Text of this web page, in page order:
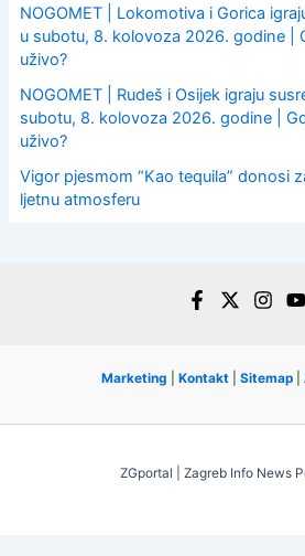
NOGOMET | Lokomotiva i Gorica
u subotu, 8. kolovoza 2026. godine |
uživo?
NOGOMET | Rudeš i Osijek igraju
subotu, 8. kolovoza 2026. godine |
uživo?
Vigor pjesmom “Kao tequila” donosi
ljetnu atmosferu
Marketing Kontakt Sitemap
ZGportal | Zagreb Info News